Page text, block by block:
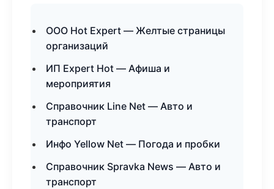
ООО Hot Expert — Желтые страницы
организаций
ИП Expert Hot — Афиша и
мероприятия
Справочник Line Net — Авто и
транспорт
Инфо Yellow Net — Погода и пробки
Справочник Spravka News — Авто и
транспорт